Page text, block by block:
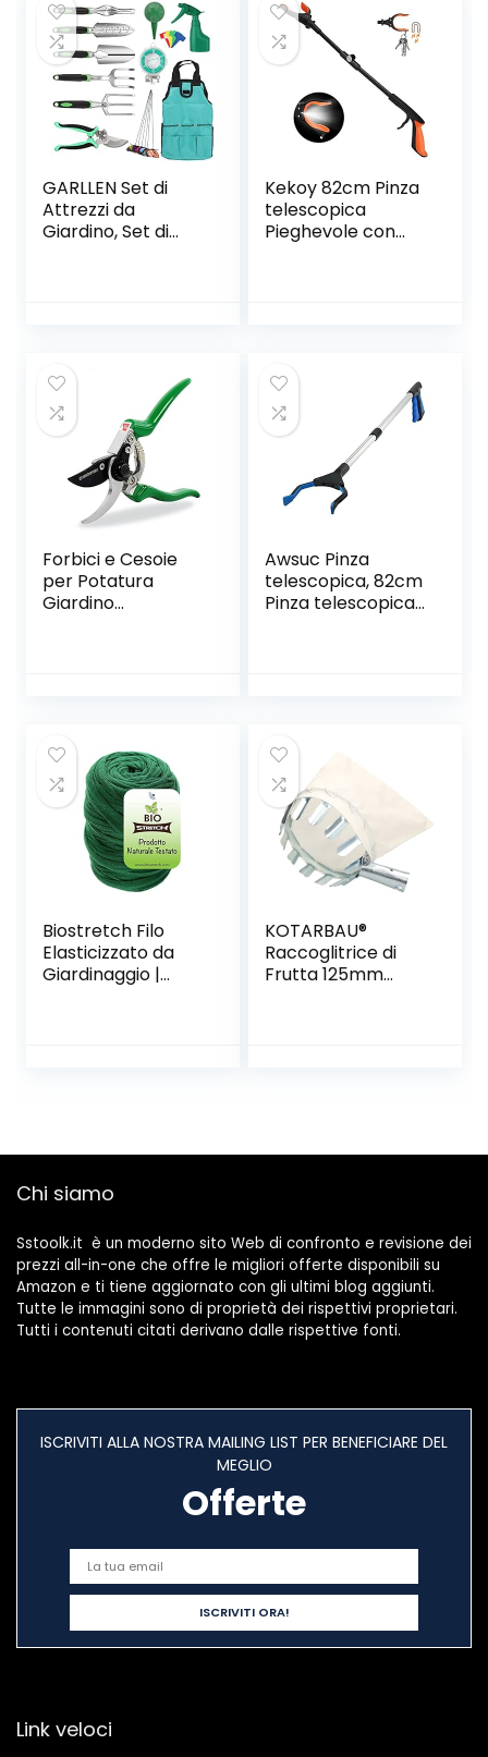
GARLLEN Set di
Attrezzi da
Giardino, Set di
Esterni, Adatto per
Donne/Uomini/Gia
rdinieri
Kekoy 82cm Pinza
telescopica
Pieghevole con
Rotante a 90
Gradi, mascella
Antiscivolo
Forbici e Cesoie
per Potatura
Giardino
Awsuc Pinza
telescopica, 82cm
Pinza telescopica
Biostretch Filo
Elasticizzato da
Giardinaggio |
1x Rotolo da 20m
KOTARBAU®
Raccoglitrice di
Frutta 125mm
Chi siamo
Sstoolk.it è un moderno sito Web di confronto e revisione dei
prezzi all-in-one che offre le migliori offerte disponibili su
Amazon e ti tiene aggiornato con gli ultimi blog aggiunti.
Tutte le immagini sono di proprietà dei rispettivi proprietari.
Tutti i contenuti citati derivano dalle rispettive fonti.
ISCRIVITI ALLA NOSTRA MAILING LIST PER BENEFICIARE DEL
MEGLIO
Offerte
Link veloci